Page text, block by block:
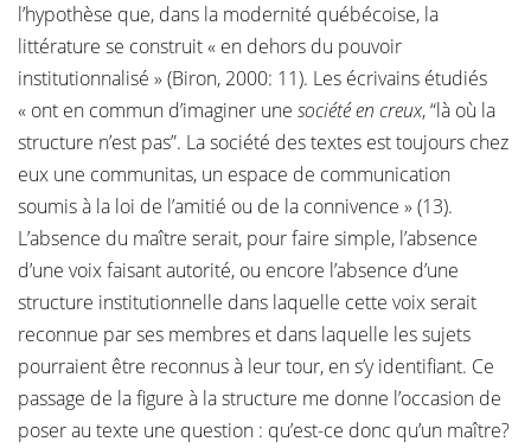
l’hypothèse que, dans la modernité québécoise, la
littérature se construit « en dehors du pouvoir
institutionnalisé » (Biron, 2000: 11). Les écrivains étudiés
« ont en commun d’imaginer une société en creux, “là où la
structure n’est pas”. La société des textes est toujours chez
eux une communitas, un espace de communication
soumis à la loi de l’amitié ou de la connivence » (13).
L’absence du maître serait, pour faire simple, l’absence
d’une voix faisant autorité, ou encore l’absence d’une
structure institutionnelle dans laquelle cette voix serait
reconnue par ses membres et dans laquelle les sujets
pourraient être reconnus à leur tour, en s’y identifiant. Ce
passage de la figure à la structure me donne l’occasion de
poser au texte une question : qu’est-ce donc qu’un maître?